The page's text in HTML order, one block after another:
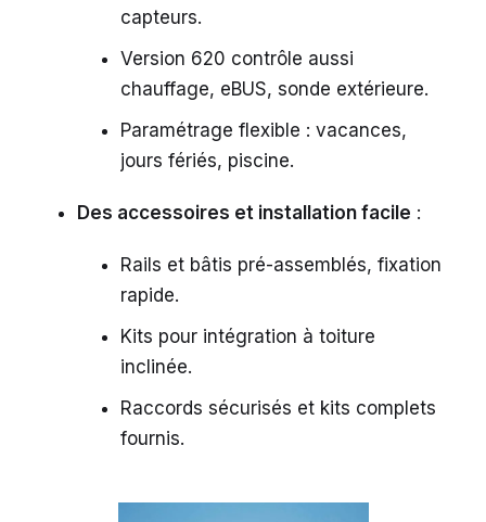
capteurs.
Version 620 contrôle aussi
chauffage, eBUS, sonde extérieure.
Paramétrage flexible : vacances,
jours fériés, piscine.
Des accessoires et installation facile :
Rails et bâtis pré-assemblés, fixation
rapide.
Kits pour intégration à toiture
inclinée.
Raccords sécurisés et kits complets
fournis.